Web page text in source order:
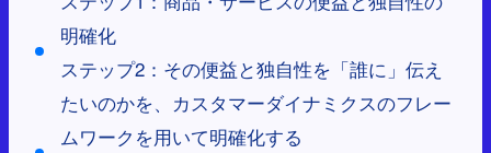
明確化
ステップ2：その便益と独自性を「誰に」伝え
たいのかを、カスタマーダイナミクスのフレー
ムワークを用いて明確化する